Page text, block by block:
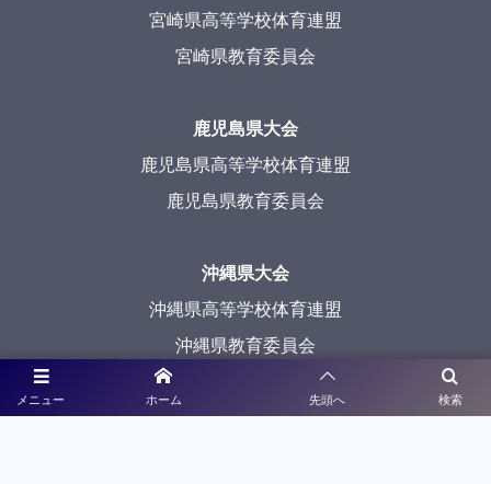
メニュー 検索
ホーム 先頭へ
宮崎県高等学校体育連盟
宮崎県教育委員会
鹿児島県大会
鹿児島県高等学校体育連盟
鹿児島県教育委員会
沖縄県大会
沖縄県高等学校体育連盟
沖縄県教育委員会